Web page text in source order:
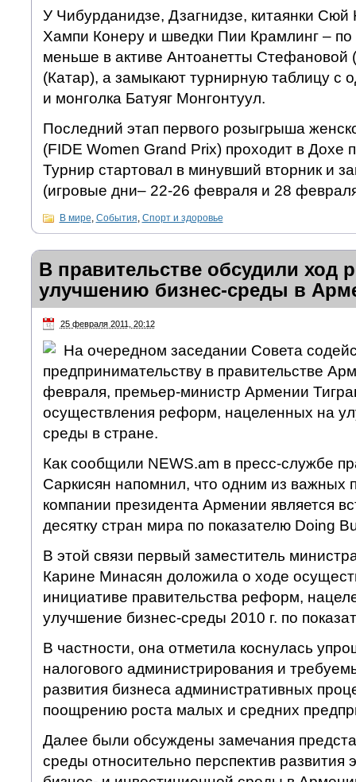
У Чибурданидзе, Дзагнидзе, китаянки
Хампи Конеру и шведки Пии Крамлинг – по
меньше в активе Антоанетты Стефановой
(Катар), а замыкают турнирную таблицу с
и монголка Батуяг Монгонтуул.
Последний этап первого розыгрыша
(FIDE Women Grand Prix) проходит в Дохе
Турнир стартовал в минувший вторник и
(игровые дни– 22-26 февраля и 28
В мире События Спорт и здоровье
В правительстве обсудили ход
улучшению бизнес-среды в
25 февраля 2011, 20:12
На очередном заседании Совета
предпринимательству в правительстве
февраля, премьер-министр Армении
осуществления реформ, нацеленных на
среды в стране.
Как сообщили NEWS.am в пресс-службе
Саркисян напомнил, что одним из важных
компании президента Армении является
десятку стран мира по показателю Doing
В этой связи первый заместитель
Карине Минасян доложила о ходе
инициативе правительства реформ,
улучшение бизнес-среды 2010 г. по
В частности, она отметила коснулась
налогового администрирования и
развития бизнеса административных
поощрению роста малых и средних
Далее были обсуждены замечания
среды относительно перспектив развития